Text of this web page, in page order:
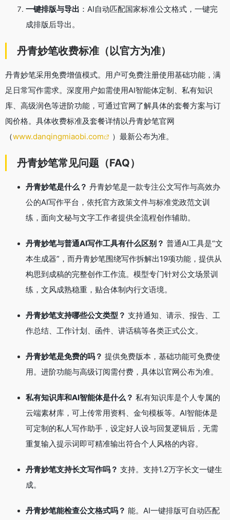
一键排版与导出 ：AI自动匹配国家标准公文格式，一键完
成排版后导出 。
丹青妙笔收费标准（以官方为准）
丹青妙笔采用免费增值模式。用户可免费注册使用基础功能，满
足日常写作需求。深度用户如需使用AI智能体定制、私有知识
库、高级润色等进阶功能，可通过官网了解具体的套餐方案与订
阅价格。具体收费标准及套餐详情以丹青妙笔官网
（www.danqingmiaobi.com ）最新公布为准。
丹青妙笔常见问题（FAQ）
丹青妙笔是什么？ 丹青妙笔是一款专注公文写作与高效办
公的AI写作平台，依托官方政策文件与标准党政范文训
练，面向文秘与文字工作者提供全流程创作辅助。
丹青妙笔与普通AI写作工具有什么区别？ 普通AI工具是“文
本生成器”，而丹青妙笔围绕写作拆解出19项功能，提供从
构思到成稿的完整创作工作流。模型专门针对公文场景训
练，文风成熟稳重，贴合体制内行文语境。
丹青妙笔支持哪些公文类型？ 支持通知、请示、报告、工
作总结、工作计划、函件、讲话稿等各类正式公文。
丹青妙笔是免费的吗？ 提供免费版本，基础功能可免费使
用。进阶功能与高级订阅需付费，具体以官网公布为准。
私有知识库和AI智能体是什么？ 私有知识库是个人专属的
云端素材库，可上传常用资料、金句模板等。AI智能体是
可定制的私人写作助手，设定好人设与回复逻辑后，无需
重复输入提示词即可精准输出符合个人风格的内容。
丹青妙笔支持长文写作吗？ 支持。支持1.2万字长文一键生
成。
丹青妙笔能检查公文格式吗？ 能。AI一键排版可自动匹配